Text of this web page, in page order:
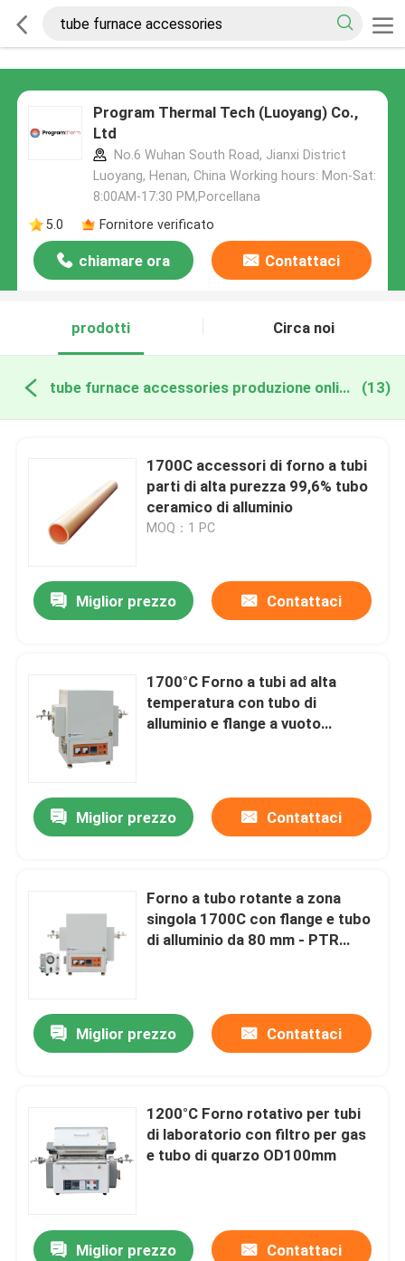
Program Thermal Tech (Luoyang) Co.,
Ltd
No.6 Wuhan South Road, Jianxi District
Luoyang, Henan, China Working hours: Mon-Sat:
8:00AM-17:30 PM,Porcellana
5.0
Fornitore verificato
chiamare ora Contattaci
prodotti Circa noi
tube furnace accessories produzione online (13)
1700C accessori di forno a tubi
parti di alta purezza 99,6% tubo
ceramico di alluminio
MOQ：1 PC
Miglior prezzo Contattaci
1700°C Forno a tubi ad alta
temperatura con tubo di
alluminio e flange a vuoto
Miglior prezzo Contattaci
Forno a tubo rotante a zona
singola 1700C con flange e tubo
di alluminio da 80 mm - PTR
Miglior prezzo Contattaci
1200°C Forno rotativo per tubi
di laboratorio con filtro per gas
e tubo di quarzo OD100mm
Miglior prezzo Contattaci